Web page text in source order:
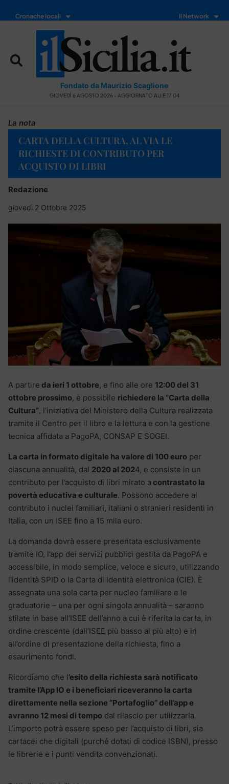
Cronache locali Il Network
Fondato da Maurizio Scaglione
GIOVEDÌ 6 AGOSTO 2026 - AGGIORNATO ALLE 17:04
La nota
CARTA DELLA CULTURA, AL VIA LE
RICHIESTE DI CONTRIBUTO PER
ACQUISTO DI LIBRI
Redazione
giovedì 2 Ottobre 2025
A partire da ieri 1 ottobre, e fino alle ore 12:00 del 31
ottobre prossimo, è possibile richiedere la “Carta della
Cultura”, l’iniziativa del Ministero della Cultura realizzata
tramite il Centro per il libro e la lettura e con la gestione
tecnica affidata a PagoPA, CONSAP E SOGEI.
La carta in formato digitale ha valore di 100 euro per
ciascuna annualità, dal 2020 al 2024, e consiste in un
contributo per l’acquisto di libri mirato a contrastato la
povertà educativa e culturale. Possono accedere al
contributo i nuclei familiari, italiani o stranieri residenti in
Italia, con un ISEE fino a 15 mila euro.
La domanda dovrà essere presentata esclusivamente
tramite IO, l’app dei servizi pubblici gestita da PagoPA e
accessibile, in modo semplice, veloce e sicuro, utilizzando
l’identità SPID o la Carta di identità elettronica (CIE). È
assegnata una sola carta per nucleo familiare e le
graduatorie – una per ogni singola annualità – saranno
stilate in base all’ISEE dell’anno a cui è riferita la carta, in
ordine crescente (dall’ISEE più basso al più alto) e in
all’ordine di presentazione della richiesta, fino a
esaurimento fondi.
Ricordiamo che l’esito della richiesta sarà notificato
tramite l’App IO e i beneficiari riceveranno la carta
direttamente nella sezione “Portafoglio” dell’app e
avranno 12 mesi di tempo dal rilascio per utilizzarla.
L’importo potrà essere speso per l’acquisto di libri, sia
cartacei che digitali (purché dotati di codice ISBN), presso
le librerie e i punti vendita convenzionati.